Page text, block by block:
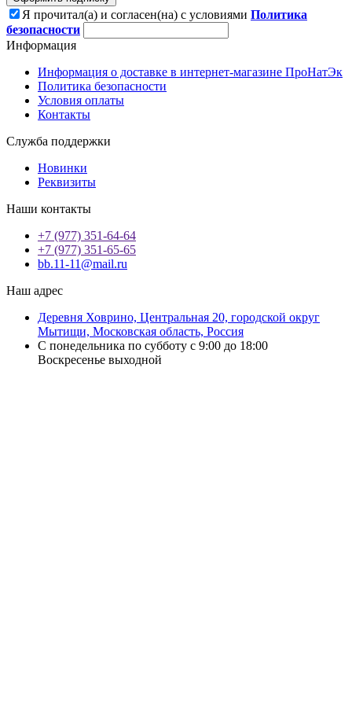
Я прочитал(а) и согласен(на) с условиями Политика
безопасности
Информация
Информация о доставке в интернет-магазине ПроНатЭк
Политика безопасности
Условия оплаты
Контакты
Служба поддержки
Новинки
Реквизиты
Наши контакты
+7 (977) 351-64-64
+7 (977) 351-65-65
bb.11-11@mail.ru
Наш адрес
Деревня Ховрино, Центральная 20, городской округ
Мытищи, Московская область, Россия
С понедельника по субботу с 9:00 до 18:00
Воскресенье выходной